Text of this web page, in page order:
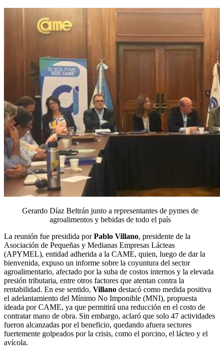
Gerardo Díaz Beltrán junto a representantes de pymes de
agroalimentos y bebidas de todo el país
La reunión fue presidida porPablo Villano, presidente de la
Asociación de Pequeñas y Medianas Empresas Lácteas
(APYMEL), entidad adherida a la CAME, quien, luego de dar la
bienvenida, expuso un informe sobre la coyuntura del sector
agroalimentario, afectado por la suba de costos internos y la elevada
presión tributaria, entre otros factores que atentan contra la
rentabilidad. En ese sentido, Villano destacó como medida positiva
el adelantamiento del Mínimo No Imponible (MNI), propuesta
ideada por CAME, ya que permitirá una reducción en el costo de
contratar mano de obra. Sin embargo, aclaró que solo 47 actividades
fueron alcanzadas por el beneficio, quedando afuera sectores
fuertemente golpeados por la crisis, como el porcino, el lácteo y el
avícola.